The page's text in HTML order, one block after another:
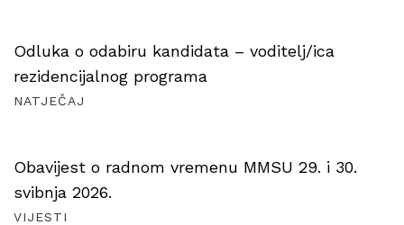
Odluka o odabiru kandidata – voditelj/ica
rezidencijalnog programa
NATJEČAJ
Obavijest o radnom vremenu MMSU 29. i 30.
svibnja 2026.
VIJESTI